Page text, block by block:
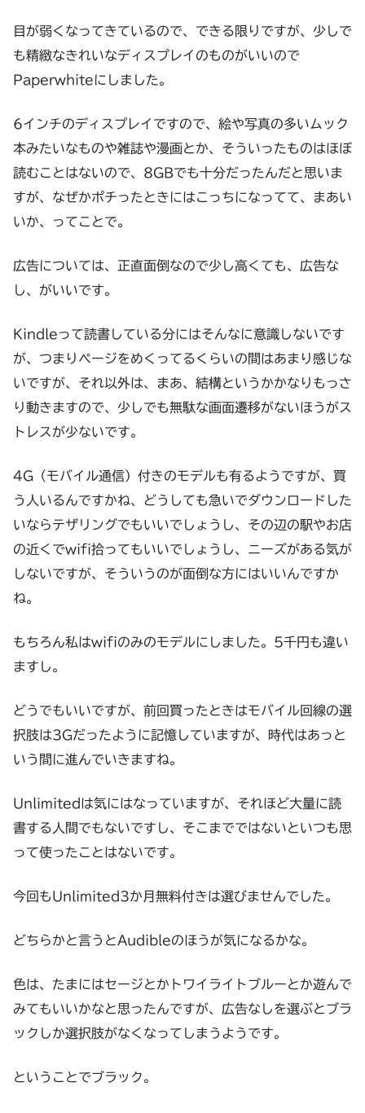
目が弱くなってきているので、できる限りですが、少しで
も精緻なきれいなディスプレイのものがいいので
Paperwhiteにしました。
6インチのディスプレイですので、絵や写真の多いムック
本みたいなものや雑誌や漫画とか、そういったものはほぼ
読むことはないので、8GBでも十分だったんだと思いま
すが、なぜかポチったときにはこっちになってて、まあい
いか、ってことで。
広告については、正直面倒なので少し高くても、広告な
し、がいいです。
Kindleって読書している分にはそんなに意識しないです
が、つまりページをめくってるくらいの間はあまり感じな
いですが、それ以外は、まあ、結構というかかなりもっさ
り動きますので、少しでも無駄な画面遷移がないほうがス
トレスが少ないです。
4G（モバイル通信）付きのモデルも有るようですが、買
う人いるんですかね、どうしても急いでダウンロードした
いならテザリングでもいいでしょうし、その辺の駅やお店
の近くでwifi拾ってもいいでしょうし、ニーズがある気が
しないですが、そういうのが面倒な方にはいいんですか
ね。
もちろん私はwifiのみのモデルにしました。5千円も違い
ますし。
どうでもいいですが、前回買ったときはモバイル回線の選
択肢は3Gだったように記憶していますが、時代はあっと
いう間に進んでいきますね。
Unlimitedは気にはなっていますが、それほど大量に読
書する人間でもないですし、そこまでではないといつも思
って使ったことはないです。
今回もUnlimited3か月無料付きは選びませんでした。
どちらかと言うとAudibleのほうが気になるかな。
色は、たまにはセージとかトワイライトブルーとか遊んで
みてもいいかなと思ったんですが、広告なしを選ぶとブラ
ックしか選択肢がなくなってしまうようです。
ということでブラック。